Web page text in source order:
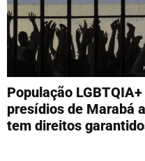
População
presídios de Marabá
tem direitos